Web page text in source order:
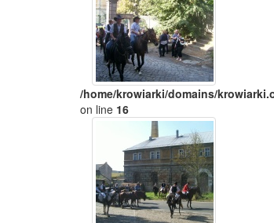
/home/krowiarki/domains/
on line 16